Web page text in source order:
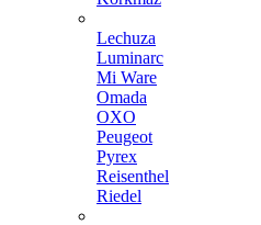
Lechuza
Luminarc
Mi Ware
Omada
OXO
Peugeot
Pyrex
Reisenthel
Riedel